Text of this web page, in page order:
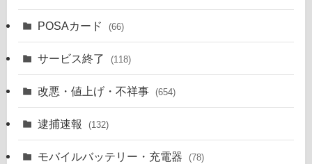
POSAカード (66)
サービス終了 (118)
改悪・値上げ・不祥事 (654)
逮捕速報 (132)
モバイルバッテリー・充電器 (78)